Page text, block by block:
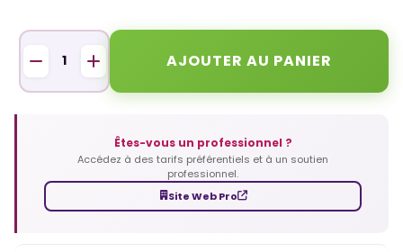
AJOUTER AU PANIER
Êtes-vous un professionnel ?
Accédez à des tarifs préférentiels et à un soutien
professionnel.
Site Web Pro